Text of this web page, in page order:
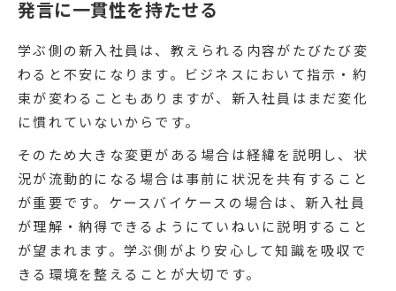
発言に一貫性を持たせる
学ぶ側の新入社員は、教えられる内容がたびたび変
わると不安になります。ビジネスにおいて指示・約
束が変わることもありますが、新入社員はまだ変化
に慣れていないからです。
そのため大きな変更がある場合は経緯を説明し、状
況が流動的になる場合は事前に状況を共有すること
が重要です。ケースバイケースの場合は、新入社員
が理解・納得できるようにていねいに説明すること
が望まれます。学ぶ側がより安心して知識を吸収で
きる環境を整えることが大切です。